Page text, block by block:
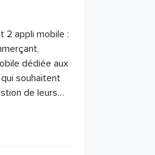
2 appli mobile :
dédiée aux
souhaitent
de leurs…